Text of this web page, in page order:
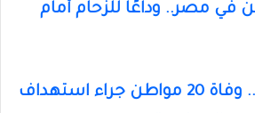
في مصر.. وداعًا للزحام أمام
بينهم أسرة كاملة.. وفاة 20 مواطن جراء استهداف